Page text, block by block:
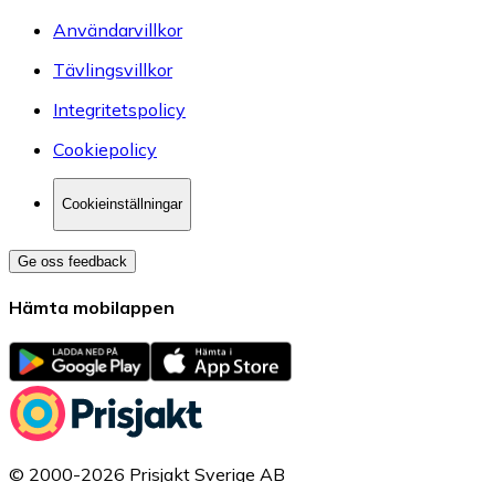
Användarvillkor
Tävlingsvillkor
Integritetspolicy
Cookiepolicy
Cookieinställningar
Ge oss feedback
Hämta mobilappen
© 2000-2026 Prisjakt Sverige AB